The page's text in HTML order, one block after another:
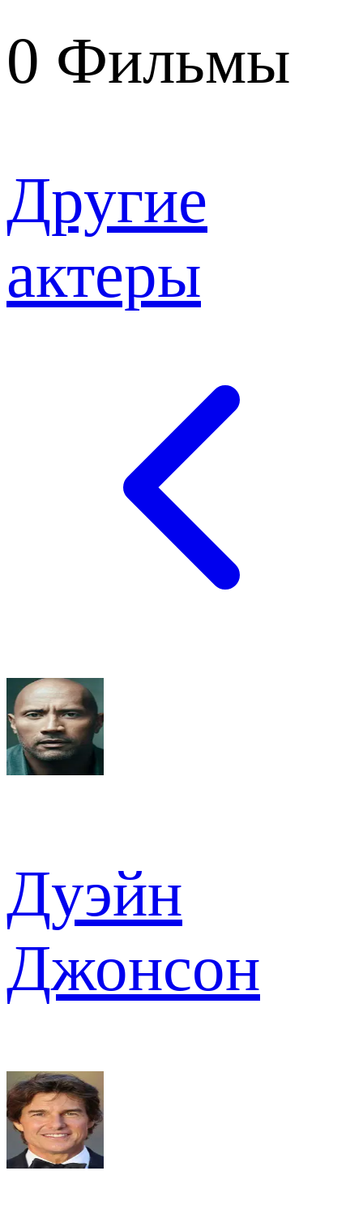
0 Фильмы
Другие
актеры
Дуэйн
Джонсон